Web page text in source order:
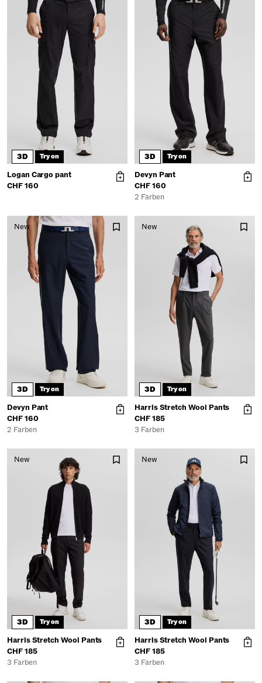
3D Try on
Logan Cargo pant
CHF 160
3D Try on
Devyn Pant
CHF 160
2 Farben
New
3D Try on
Devyn Pant
CHF 160
2 Farben
New
3D Try on
Harris Stretch Wool Pants
CHF 185
3 Farben
New
3D Try on
Harris Stretch Wool Pants
CHF 185
3 Farben
New
3D Try on
Harris Stretch Wool Pants
CHF 185
3 Farben